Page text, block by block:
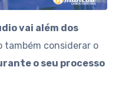
vai além dos
também considerar o
o seu processo